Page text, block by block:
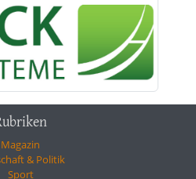
Magazin
& Politik
Sport